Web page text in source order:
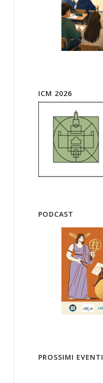
ICM 2026
PODCAST
PROSSIMI EVENTI